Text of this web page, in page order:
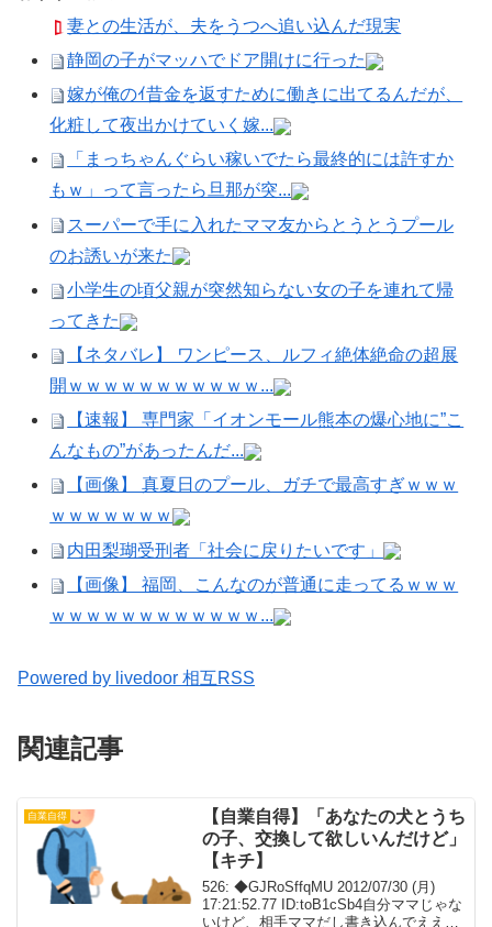
妻との生活が、夫をうつへ追い込んだ現実
静岡の子がマッハでドア開けに行った
嫁が俺のｲ昔金を返すために働きに出てるんだが、
化粧して夜出かけていく嫁...
「まっちゃんぐらい稼いでたら最終的には許すか
もｗ」って言ったら旦那が突...
スーパーで手に入れたママ友からとうとうプール
のお誘いが来た
小学生の頃父親が突然知らない女の子を連れて帰
ってきた
【ネタバレ】 ワンピース、ルフィ絶体絶命の超展
開ｗｗｗｗｗｗｗｗｗｗｗ...
【速報】 専門家「イオンモール熊本の爆心地に”こ
んなもの”があったんだ...
【画像】 真夏日のプール、ガチで最高すぎｗｗｗ
ｗｗｗｗｗｗｗ
内田梨瑚受刑者「社会に戻りたいです」
【画像】 福岡、こんなのが普通に走ってるｗｗｗ
ｗｗｗｗｗｗｗｗｗｗｗｗ...
Powered by livedoor 相互RSS
関連記事
自業自得
【自業自得】「あなたの犬とうち
の子、交換して欲しいんだけど」
【キチ】
526: ◆GJRoSffqMU 2012/07/30 (月)
17:21:52.77 ID:toB1cSb4自分ママじゃな
いけど、相手ママだし書き込んでええか